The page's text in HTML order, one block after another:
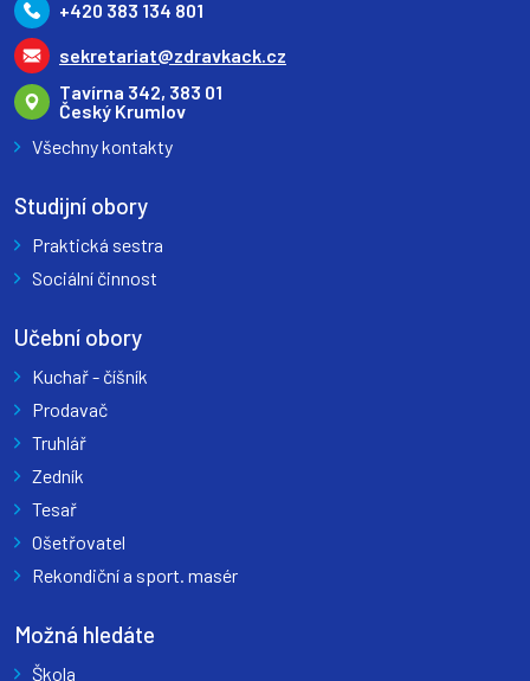
+420 383 134 801
sekretariat@zdravkack.cz
Tavírna 342, 383 01
Český Krumlov
Všechny kontakty
Studijní obory
Praktická sestra
Sociální činnost
Učební obory
Kuchař - číšník
Prodavač
Truhlář
Zedník
Tesař
Ošetřovatel
Rekondiční a sport. masér
Možná hledáte
Škola